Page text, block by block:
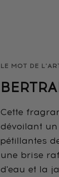
LE MOT DE
Cette
dévoilant
pétillantes
une brise
d'eau et la